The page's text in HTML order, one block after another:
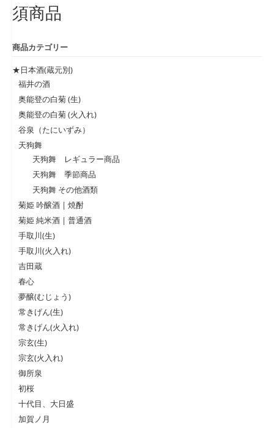
須商品
商品カテゴリー
★日本酒(蔵元別)
福井の酒
奥能登の白菊 (生)
奥能登の白菊 (火入れ)
谷泉（たにいずみ）
天狗舞
天狗舞 レギュラー商品
天狗舞 季節商品
天狗舞 その他酒類
菊姫 吟醸酒 | 焼酎
菊姫 純米酒 | 普通酒
手取川(生)
手取川(火入れ)
吉田蔵
春心
夢醸(むじょう)
常きげん(生)
常きげん(火入れ)
宗玄(生)
宗玄(火入れ)
御所泉
初桜
十代目、大日盛
加賀ノ月